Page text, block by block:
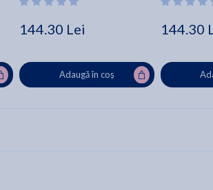
144.30 Lei
Adaugă în coș
144.30